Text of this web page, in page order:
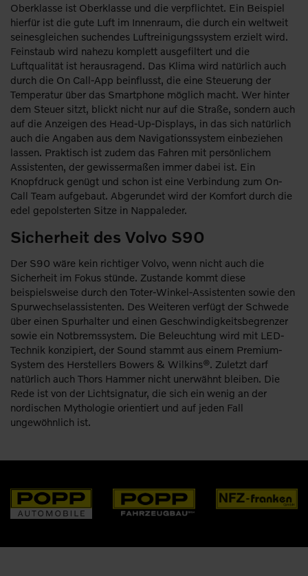
Oberklasse ist Oberklasse und die verpflichtet. Ein Beispiel
hierfür ist die gute Luft im Innenraum, die durch ein weltweit
seinesgleichen suchendes Luftreinigungssystem erzielt wird.
Feinstaub wird nahezu komplett ausgefiltert und die
Luftqualität ist herausragend. Das Klima wird natürlich auch
durch die On Call-App beinflusst, die eine Steuerung der
Temperatur über das Smartphone möglich macht. Wer hinter
dem Steuer sitzt, blickt nicht nur auf die Straße, sondern auch
auf die Anzeigen des Head-Up-Displays, in das sich natürlich
auch die Angaben aus dem Navigationssystem einbeziehen
lassen. Praktisch ist zudem das Fahren mit persönlichem
Assistenten, der gewissermaßen immer dabei ist. Ein
Knopfdruck genügt und schon ist eine Verbindung zum On-
Call Team aufgebaut. Abgerundet wird der Komfort durch die
edel gepolsterten Sitze in Nappaleder.
Sicherheit des Volvo S90
Der S90 wäre kein richtiger Volvo, wenn nicht auch die
Sicherheit im Fokus stünde. Zustande kommt diese
beispielsweise durch den Toter-Winkel-Assistenten sowie den
Spurwechselassistenten. Des Weiteren verfügt der Schwede
über einen Spurhalter und einen Geschwindigkeitsbegrenzer
sowie ein Notbremssystem. Die Beleuchtung wird mit LED-
Technik konzipiert, der Sound stammt aus einem Premium-
System des Herstellers Bowers & Wilkins®. Zuletzt darf
natürlich auch Thors Hammer nicht unerwähnt bleiben. Die
Rede ist von der Lichtsignatur, die sich ein wenig an der
nordischen Mythologie orientiert und auf jeden Fall
ungewöhnlich ist.